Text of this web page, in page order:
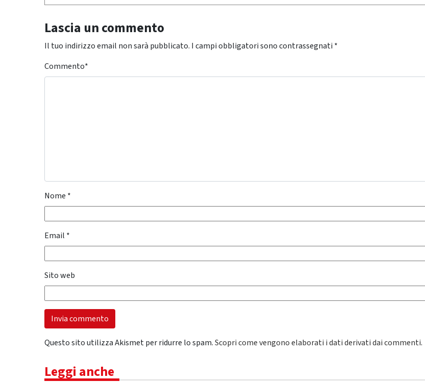
Lascia un commento
Il tuo indirizzo email non sarà pubblicato. I campi obbligatori sono contrassegnati *
Commento*
Nome *
Email *
Sito web
Questo sito utilizza Akismet per ridurre lo spam.Scopri come vengono elaborati i dati derivati dai commenti.
Leggi anche